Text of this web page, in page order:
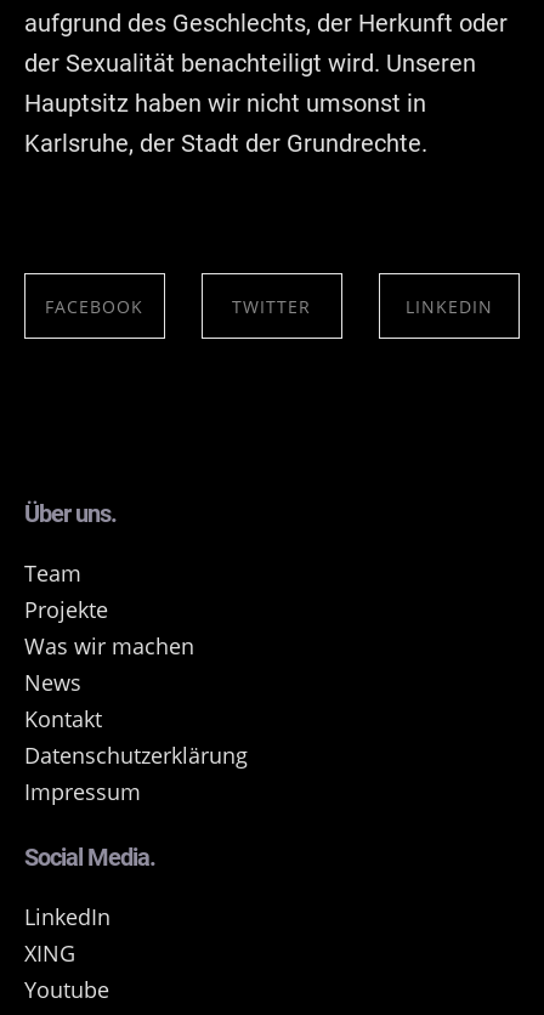
aufgrund des Geschlechts, der Herkunft oder
der Sexualität benachteiligt wird. Unseren
Hauptsitz haben wir nicht umsonst in
Karlsruhe, der Stadt der Grundrechte.
FACEBOOK TWITTER LINKEDIN
Über uns.
Team
Projekte
Was wir machen
News
Kontakt
Datenschutzerklärung
Impressum
Social Media.
LinkedIn
XING
Youtube